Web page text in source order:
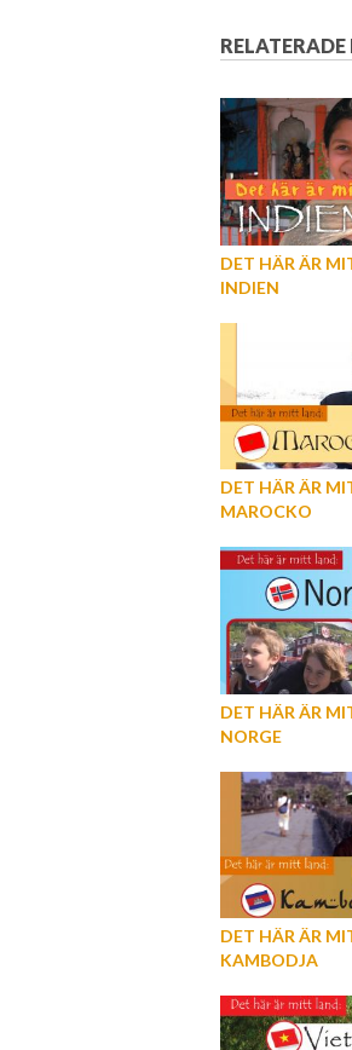
RELATERADE
DET HÄR ÄR
INDIEN
DET HÄR ÄR
MAROCKO
DET HÄR ÄR
NORGE
DET HÄR ÄR
KAMBODJA